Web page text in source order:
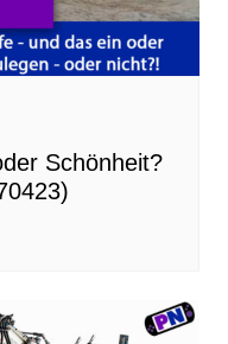
Schönheit?